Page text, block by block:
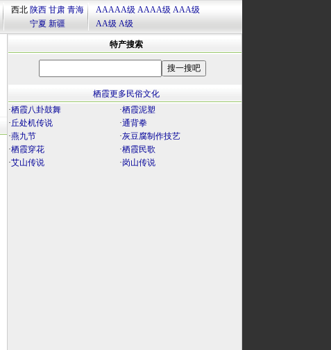
西北 陕西 甘肃 青海
宁夏 新疆
AAAAA级 AAAA级 AAA级
AA级 A级
特产搜索
栖霞更多民俗文化
·栖霞八卦鼓舞 ·栖霞泥塑
· 丘处机传说 ·通背拳
·燕九节 ·灰豆腐制作技艺
·栖霞穿花 ·栖霞民歌
·艾山传说 ·岗山传说